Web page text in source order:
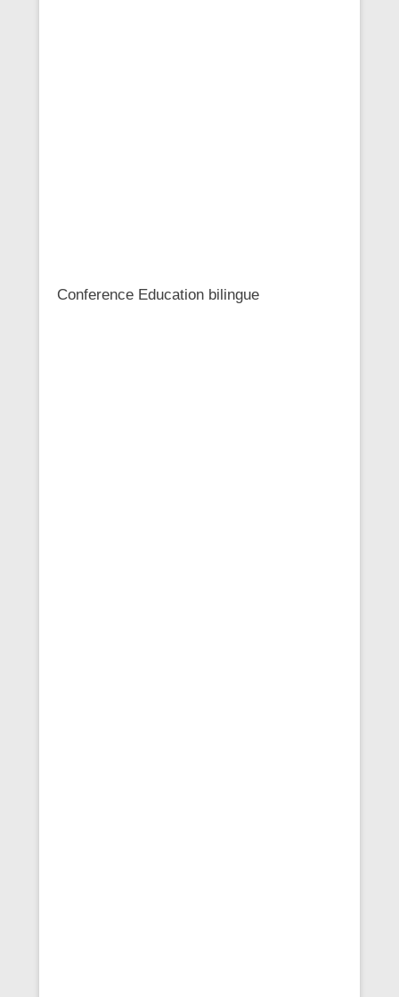
Conference Education bilingue